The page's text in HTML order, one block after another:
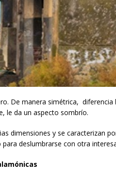
De manera simétrica,
le da un aspecto sombrío.
dimensiones y se caracterizan
deslumbrarse con otra